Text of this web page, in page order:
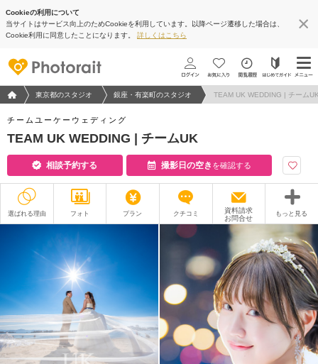
Cookieの利用について
当サイトはサービス向上のためCookieを利用しています。以降ページ遷移した場合は、
Cookie利用に同意したことになります。 詳しくはこちら
フォトウエディング/結婚写真のPhotorait ホーム
東京都のスタジオ 銀座・有楽町のスタジオ TEAM UK WEDDING | チーム
チームユーケーウェディング
TEAM UK WEDDING | チームUK
相談予約する 撮影日の空き を確認する
選ばれる理由 フォト プラン クチコミ
資料請求
お問合せ
もっと見る
撮影レポート フォトグラファー
ムービー
オプション ブログ
アクセス/TEL スタジオトップ
こだわりポイント